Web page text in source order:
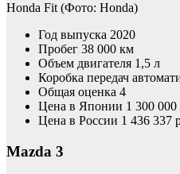
Honda Fit (Фото: Honda)
Год выпуска 2020
Пробег 38 000 км
Объем двигателя 1,5 л
Коробка передач
Общая оценка 4
Цена в Японии 1 300 000
Цена в России 1 436 337
Mazda 3